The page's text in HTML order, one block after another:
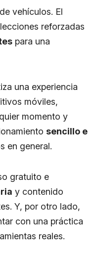
vehículos. El
reforzadas
para una
una experiencia
móviles,
momento y
sencillo e
en general.
gratuito e
y contenido
Y, por otro lado,
con una práctica
reales.